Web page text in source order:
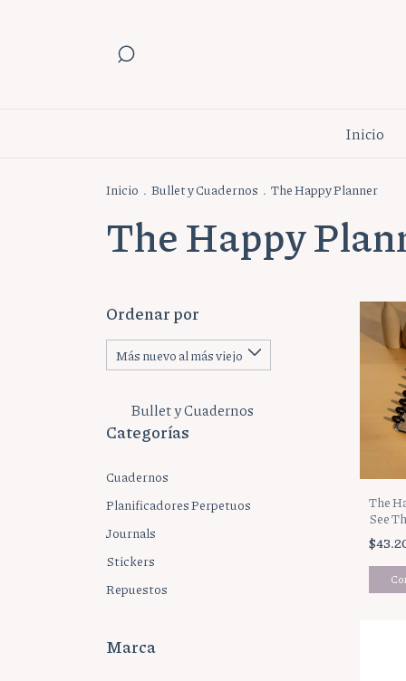
Inicio
Inicio . Bullet y Cuadernos . The Happy Planner
The Happy
Ordenar por
Bullet y Cuadernos
Categorías
Cuadernos
Planificadores Perpetuos
Journals
Stickers
Repuestos
Marca
The
See